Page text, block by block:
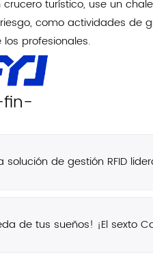
turístico, use un
como actividades de
profesionales.
solución de gestión RFID
de tus sueños! ¡El sexto